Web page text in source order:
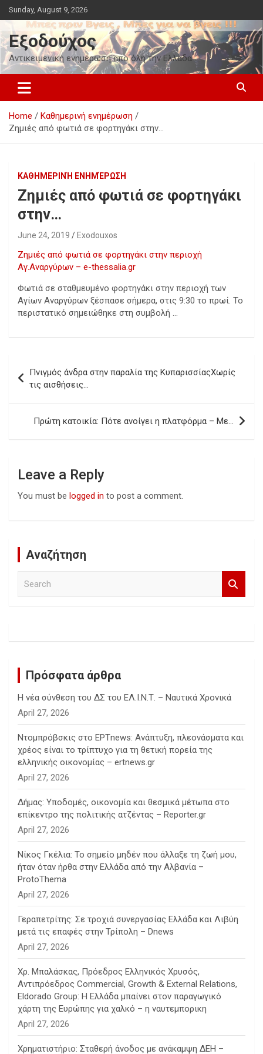
Skip
to
content
Sunday, August 9, 2026
Εξοδούχος
Αντικειμενική ενημέρωση από όλη την Ελλάδα
Home
Καθημερινή ενημέρωση
Ζημιές από φωτιά σε φορτηγάκι στην…
ΚΑΘΗΜΕΡΙΝΉ ΕΝΗΜΈΡΩΣΗ
Ζημιές από φωτιά σε φορτηγάκι
στην…
June 24, 2019 Exodouxos
Ζημιές από φωτιά σε φορτηγάκι στην περιοχή
Αγ.Αναργύρων – e-thessalia.gr
Φωτιά σε σταθμευμένο φορτηγάκι στην περιοχή των
Αγίων Αναργύρων ξέσπασε σήμερα, στις 9:30 το πρωί. Το
περιστατικό σημειώθηκε στη συμβολή …
navigation
Πνιγμός άνδρα στην παραλία της ΚυπαρισσίαςΧωρίς
τις αισθήσεις…
Πρώτη κατοικία: Πότε ανοίγει η πλατφόρμα – Με…
Leave a Reply
You must be logged in to post a comment.
Αναζήτηση
h
Πρόσφατα άρθρα
Η νέα σύνθεση του ΔΣ του ΕΛ.Ι.Ν.Τ. – Ναυτικά Χρονικά
April 27, 2026
Ντομπρόβσκις στο ΕΡΤnews: Ανάπτυξη, πλεονάσματα και
χρέος είναι το τρίπτυχο για τη θετική πορεία της
ελληνικής οικονομίας – ertnews.gr
April 27, 2026
Δήμας: Υποδομές, οικονομία και θεσμικά μέτωπα στο
επίκεντρο της πολιτικής ατζέντας – Reporter.gr
April 27, 2026
Νίκος Γκέλια: Το σημείο μηδέν που άλλαξε τη ζωή μου,
ήταν όταν ήρθα στην Ελλάδα από την Αλβανία –
ProtoThema
April 27, 2026
Γεραπετρίτης: Σε τροχιά συνεργασίας Ελλάδα και Λιβύη
μετά τις επαφές στην Τρίπολη – Dnews
April 27, 2026
Χρ. Μπαλάσκας, Πρόεδρος Ελληνικός Χρυσός,
Αντιπρόεδρος Commercial, Growth & External Relations,
Eldorado Group: Η Ελλάδα μπαίνει στον παραγωγικό
χάρτη της Ευρώπης για χαλκό – η ναυτεμπορικη
April 27, 2026
Χρηματιστήριο: Σταθερή άνοδος με ανάκαμψη ΔΕΗ –